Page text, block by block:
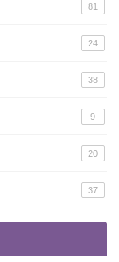
81
24
38
9
20
37